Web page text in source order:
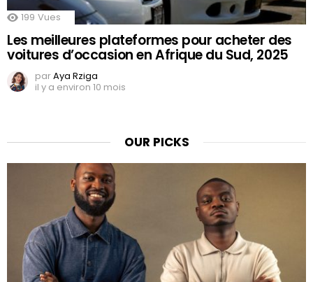
199 Vues
Les meilleures plateformes pour acheter des
voitures d’occasion en Afrique du Sud, 2025
parAya Rziga
il y a environ 10 mois
OUR PICKS